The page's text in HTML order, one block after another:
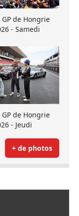
GP de Hongrie
- Samedi
GP de Hongrie
- Jeudi
+ de photos